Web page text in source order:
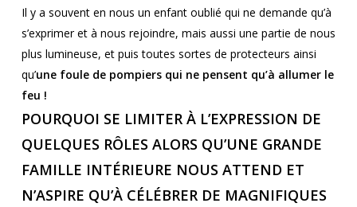
Il y a souvent en nous un enfant oublié qui ne demande qu’à
s’exprimer et à nous rejoindre, mais aussi une partie de nous
plus lumineuse, et puis toutes sortes de protecteurs ainsi
qu’une foule de pompiers qui ne pensent qu’à allumer le
feu !
POURQUOI SE LIMITER À L’EXPRESSION DE
QUELQUES RÔLES ALORS QU’UNE GRANDE
FAMILLE INTÉRIEURE NOUS ATTEND ET
N’ASPIRE QU’À CÉLÉBRER DE MAGNIFIQUES